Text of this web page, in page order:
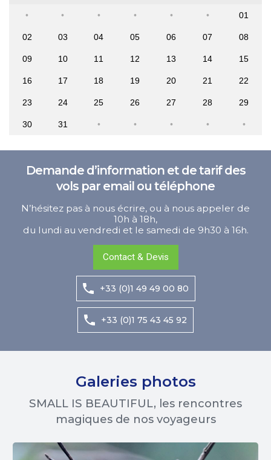
01
02 03 04 05 06 07 08
09 10 11 12 13 14 15
16 17 18 19 20 21 22
23 24 25 26 27 28 29
30 31
Demande d’information et de tarif des
vols par email ou téléphone
N’hésitez pas à nous écrire, ou à nous appeler de
10h à 18h,
du lundi au vendredi et le samedi de 9h30 à 16h.
Contact & Devis
+33 (0)1 49 49 00 80
+33 (0)1 75 43 45 92
Galeries photos
SMALL IS BEAUTIFUL, les rencontres
magiques de nos voyageurs